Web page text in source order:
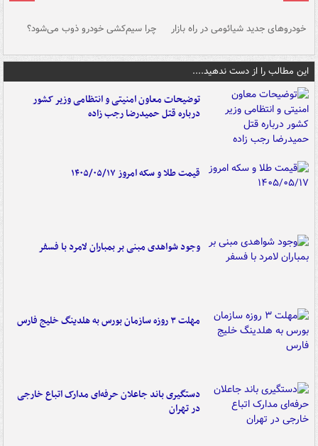
خودروهای جدید شیائومی در راه بازار چرا سیم‌کشی خودرو ذوب می‌شود؟
این مطالب را از دست ندهید....
توضیحات معاون امنیتی و انتظامی وزیر کشور
درباره قتل حمیدرضا رجب زاده
قیمت طلا و سکه امروز ۱۴۰۵/۰۵/۱۷
وجود شواهدی مبنی بر بمباران لامرد با فسفر
مهلت ۳ روزه سازمان بورس به هلدینگ خلیج فارس
دستگیری باند جاعلان حرفه‌ای مدارک اتباع خارجی
در تهران